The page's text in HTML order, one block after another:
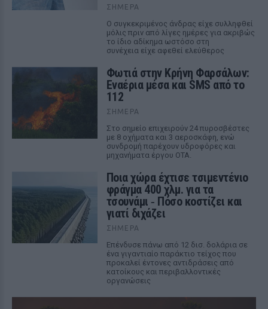
ΣΉΜΕΡΑ
Ο συγκεκριμένος άνδρας είχε συλληφθεί
μόλις πριν από λίγες ημέρες για ακριβώς
το ίδιο αδίκημα ωστόσο στη
συνέχεια είχε αφεθεί ελεύθερος
Φωτιά στην Κρήνη Φαρσάλων:
Εναέρια μέσα και SMS από το
112
ΣΉΜΕΡΑ
Στο σημείο επιχειρούν 24 πυροσβέστες
με 8 οχήματα και 3 αεροσκάφη, ενώ
συνδρομή παρέχουν υδροφόρες και
μηχανήματα έργου ΟΤΑ.
Ποια χώρα έχτισε τσιμεντένιο
φράγμα 400 χλμ. για τα
τσουνάμι ‑ Πόσο κοστίζει και
γιατί διχάζει
ΣΉΜΕΡΑ
Επένδυσε πάνω από 12 δισ. δολάρια σε
ένα γιγαντιαίο παράκτιο τείχος που
προκαλεί έντονες αντιδράσεις από
κατοίκους και περιβαλλοντικές
οργανώσεις